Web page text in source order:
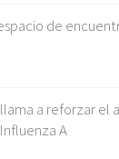
de
a reforzar el
A